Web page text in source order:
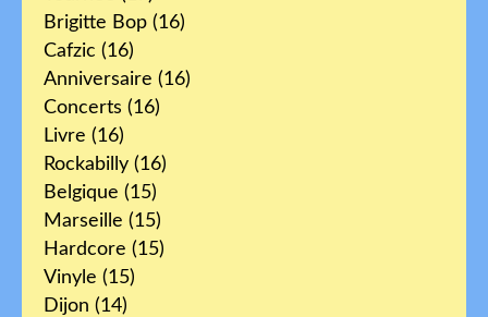
Brigitte Bop (16)
Cafzic (16)
Anniversaire (16)
Concerts (16)
Livre (16)
Rockabilly (16)
Belgique (15)
Marseille (15)
Hardcore (15)
Vinyle (15)
Dijon (14)